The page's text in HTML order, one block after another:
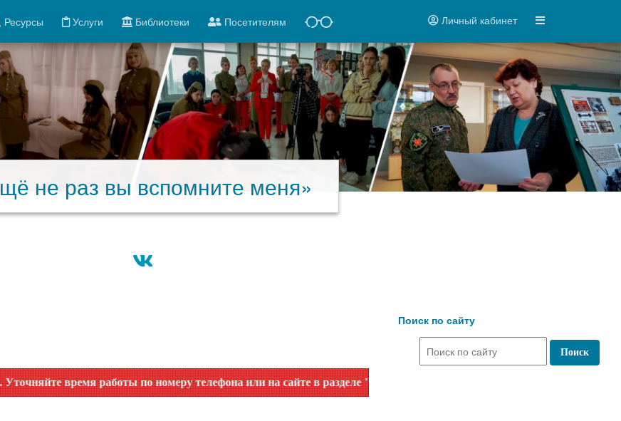
Ресурсы Услуги Библиотеки Посетителям Личный кабинет
не раз вы вспомните меня»
работы по номеру телефона или на сайте в разделе "Библиотеки"!
Поиск по сайту